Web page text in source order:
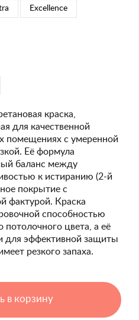
Excellence
краска,
для качественной
помещениях с умеренной
Её формула
баланс между
к истиранию (2-й
покрытие с
фактурой. Краска
способностью
потолочного цвета, а её
для эффективной защиты
резкого запаха.
в корзину